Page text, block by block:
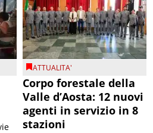
ATTUALITA'
Corpo forestale della
Valle d’Aosta: 12 nuovi
agenti in servizio in 8
stazioni